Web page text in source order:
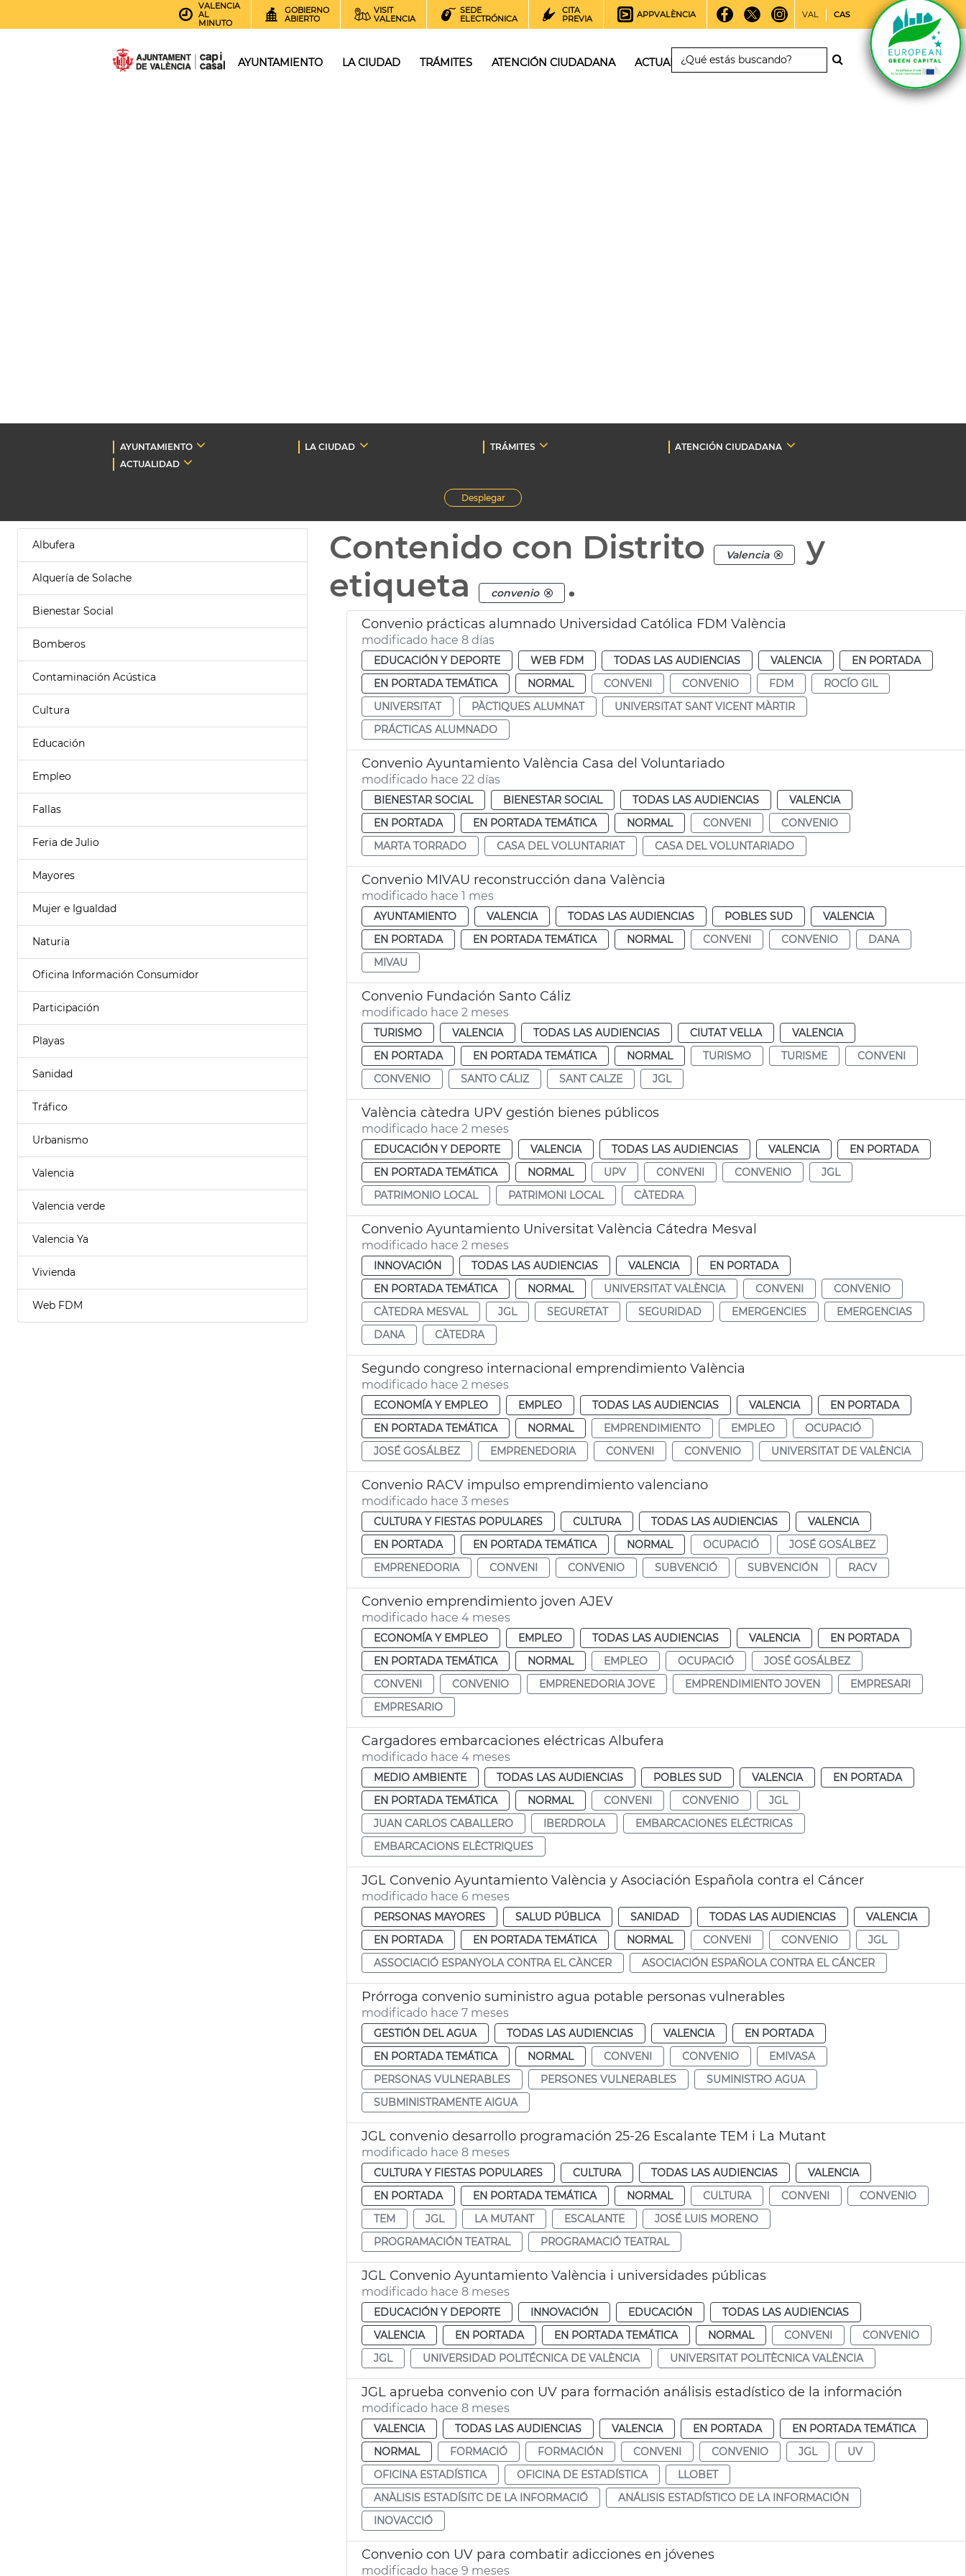
VALENCIA
AL
MINUTO
GOBIERNO
ABIERTO
VISIT
VALENCIA
SEDE
ELECTRÓNICA
CITA
PREVIA
APPVALÈNCIA VAL CAS
AYUNTAMIENTO LA CIUDAD TRÁMITES ATENCIÓN CIUDADANA ACTUALIDAD
AYUNTAMIENTO LA CIUDAD TRÁMITES
ATENCIÓN CIUDADANA
ACTUALIDAD
Desplegar
Albufera
Alquería de Solache
Bienestar Social
Bomberos
Contaminación Acústica
Cultura
Educación
Empleo
Fallas
Feria de Julio
Mayores
Mujer e Igualdad
Naturia
Oficina Información Consumidor
Participación
Playas
Sanidad
Tráfico
Urbanismo
Valencia
Valencia verde
Valencia Ya
Vivienda
Web FDM
Contenido con Distrito Valencia
y
etiqueta
convenio .
Convenio prácticas alumnado Universidad Católica FDM València
modificado hace 8 días
EDUCACIÓN Y DEPORTE WEB FDM TODAS LAS AUDIENCIAS VALENCIA
EN PORTADA
EN PORTADA TEMÁTICA
NORMAL CONVENI CONVENIO FDM
ROCÍO GIL
UNIVERSITAT
PÀCTIQUES ALUMNAT
UNIVERSITAT SANT VICENT MÀRTIR
PRÁCTICAS ALUMNADO
Convenio Ayuntamiento València Casa del Voluntariado
modificado hace 22 días
BIENESTAR SOCIAL BIENESTAR SOCIAL TODAS LAS AUDIENCIAS
VALENCIA
EN PORTADA
EN PORTADA TEMÁTICA NORMAL CONVENI
CONVENIO
MARTA TORRADO
CASA DEL VOLUNTARIAT CASA DEL VOLUNTARIADO
Convenio MIVAU reconstrucción dana València
modificado hace 1 mes
AYUNTAMIENTO VALENCIA TODAS LAS AUDIENCIAS POBLES SUD
VALENCIA
EN PORTADA
EN PORTADA TEMÁTICA NORMAL CONVENI CONVENIO
DANA
MIVAU
Convenio Fundación Santo Cáliz
modificado hace 2 meses
TURISMO VALENCIA TODAS LAS AUDIENCIAS CIUTAT VELLA
VALENCIA
EN PORTADA
EN PORTADA TEMÁTICA NORMAL TURISMO TURISME
CONVENI
CONVENIO
SANTO CÁLIZ SANT CALZE JGL
València càtedra UPV gestión bienes públicos
modificado hace 2 meses
EDUCACIÓN Y DEPORTE VALENCIA TODAS LAS AUDIENCIAS VALENCIA
EN PORTADA
EN PORTADA TEMÁTICA
NORMAL UPV CONVENI CONVENIO
JGL
PATRIMONIO LOCAL
PATRIMONI LOCAL CÀTEDRA
Convenio Ayuntamiento Universitat València Cátedra Mesval
modificado hace 2 meses
INNOVACIÓN TODAS LAS AUDIENCIAS VALENCIA
EN PORTADA
EN PORTADA TEMÁTICA
NORMAL UNIVERSITAT VALÈNCIA CONVENI
CONVENIO
CÀTEDRA MESVAL
JGL SEGURETAT SEGURIDAD EMERGENCIES
EMERGENCIAS
DANA
CÀTEDRA
Segundo congreso internacional emprendimiento València
modificado hace 2 meses
ECONOMÍA Y EMPLEO EMPLEO TODAS LAS AUDIENCIAS VALENCIA
EN PORTADA
EN PORTADA TEMÁTICA
NORMAL EMPRENDIMIENTO EMPLEO
OCUPACIÓ
JOSÉ GOSÁLBEZ
EMPRENEDORIA CONVENI CONVENIO UNIVERSITAT DE VALÈNCIA
Convenio RACV impulso emprendimiento valenciano
modificado hace 3 meses
CULTURA Y FIESTAS POPULARES CULTURA TODAS LAS AUDIENCIAS
VALENCIA
EN PORTADA
EN PORTADA TEMÁTICA NORMAL OCUPACIÓ
JOSÉ GOSÁLBEZ
EMPRENEDORIA
CONVENI CONVENIO SUBVENCIÓ SUBVENCIÓN RACV
Convenio emprendimiento joven AJEV
modificado hace 4 meses
ECONOMÍA Y EMPLEO EMPLEO TODAS LAS AUDIENCIAS VALENCIA
EN PORTADA
EN PORTADA TEMÁTICA
NORMAL EMPLEO OCUPACIÓ
JOSÉ GOSÁLBEZ
CONVENI
CONVENIO EMPRENEDORIA JOVE EMPRENDIMIENTO JOVEN
EMPRESARI
EMPRESARIO
Cargadores embarcaciones eléctricas Albufera
modificado hace 4 meses
MEDIO AMBIENTE TODAS LAS AUDIENCIAS POBLES SUD VALENCIA
EN PORTADA
EN PORTADA TEMÁTICA
NORMAL CONVENI CONVENIO
JGL
JUAN CARLOS CABALLERO
IBERDROLA
EMBARCACIONES ELÉCTRICAS
EMBARCACIONS ELÈCTRIQUES
JGL Convenio Ayuntamiento València y Asociación Española contra el Cáncer
modificado hace 6 meses
PERSONAS MAYORES SALUD PÚBLICA SANIDAD TODAS LAS AUDIENCIAS
VALENCIA
EN PORTADA
EN PORTADA TEMÁTICA NORMAL CONVENI CONVENIO
JGL
ASSOCIACIÓ ESPANYOLA CONTRA EL CÀNCER
ASOCIACIÓN ESPAÑOLA CONTRA EL CÁNCER
Prórroga convenio suministro agua potable personas vulnerables
modificado hace 7 meses
GESTIÓN DEL AGUA TODAS LAS AUDIENCIAS VALENCIA
EN PORTADA
EN PORTADA TEMÁTICA
NORMAL CONVENI CONVENIO
EMIVASA
PERSONAS VULNERABLES
PERSONES VULNERABLES
SUMINISTRO AGUA
SUBMINISTRAMENTE AIGUA
JGL convenio desarrollo programación 25-26 Escalante TEM i La Mutant
modificado hace 8 meses
CULTURA Y FIESTAS POPULARES CULTURA TODAS LAS AUDIENCIAS
VALENCIA
EN PORTADA
EN PORTADA TEMÁTICA NORMAL CULTURA CONVENI
CONVENIO
TEM
JGL LA MUTANT ESCALANTE
JOSÉ LUIS MORENO
PROGRAMACIÓN TEATRAL
PROGRAMACIÓ TEATRAL
JGL Convenio Ayuntamiento València i universidades públicas
modificado hace 8 meses
EDUCACIÓN Y DEPORTE INNOVACIÓN EDUCACIÓN
TODAS LAS AUDIENCIAS
VALENCIA
EN PORTADA EN PORTADA TEMÁTICA NORMAL CONVENI
CONVENIO
JGL
UNIVERSIDAD POLITÉCNICA DE VALÈNCIA UNIVERSITAT POLITÈCNICA VALÈNCIA
JGL aprueba convenio con UV para formación análisis estadístico de la información
modificado hace 8 meses
VALENCIA TODAS LAS AUDIENCIAS VALENCIA EN PORTADA
EN PORTADA TEMÁTICA
NORMAL
FORMACIÓ FORMACIÓN CONVENI CONVENIO JGL
UV
OFICINA ESTADÍSTICA
OFICINA DE ESTADÍSTICA
LLOBET
ANÀLISIS ESTADÍSITC DE LA INFORMACIÓ
ANÁLISIS ESTADÍSTICO DE LA INFORMACIÓN
INOVACCIÓ
Convenio con UV para combatir adicciones en jóvenes
modificado hace 9 meses